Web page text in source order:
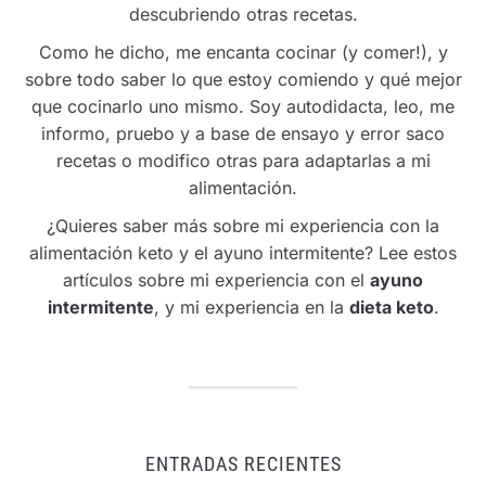
descubriendo otras recetas.
Como he dicho, me encanta cocinar (y comer!), y
sobre todo saber lo que estoy comiendo y qué mejor
que cocinarlo uno mismo. Soy autodidacta, leo, me
informo, pruebo y a base de ensayo y error saco
recetas o modifico otras para adaptarlas a mi
alimentación.
¿Quieres saber más sobre mi experiencia con la
alimentación keto y el ayuno intermitente? Lee estos
artículos sobre mi experiencia con el ayuno
intermitente, y mi experiencia en la dieta keto.
ENTRADAS RECIENTES